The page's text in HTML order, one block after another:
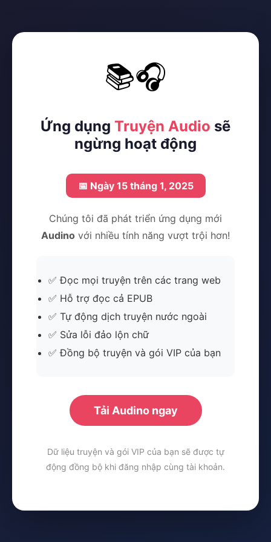
📚🎧
Ứng dụng Truyện Audio sẽ
ngừng hoạt động
📅 Ngày 15 tháng 1, 2025
Chúng tôi đã phát triển ứng dụng mới
Audino với nhiều tính năng vượt trội hơn!
✅ Đọc mọi truyện trên các trang web
✅ Hỗ trợ đọc cả EPUB
✅ Tự động dịch truyện nước ngoài
✅ Sửa lỗi đảo lộn chữ
✅ Đồng bộ truyện và gói VIP của bạn
Tải Audino ngay
Dữ liệu truyện và gói VIP của bạn sẽ được tự
động đồng bộ khi đăng nhập cùng tài khoản.